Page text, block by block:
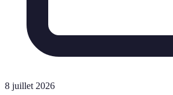
8 juillet 2026